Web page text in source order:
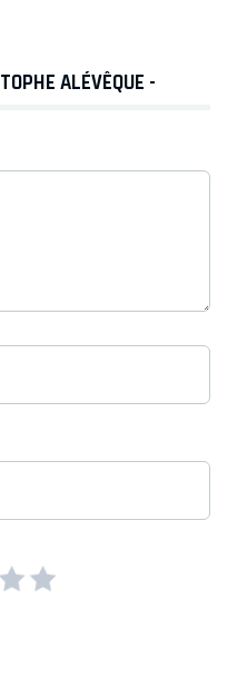
ALÉVÊQUE -